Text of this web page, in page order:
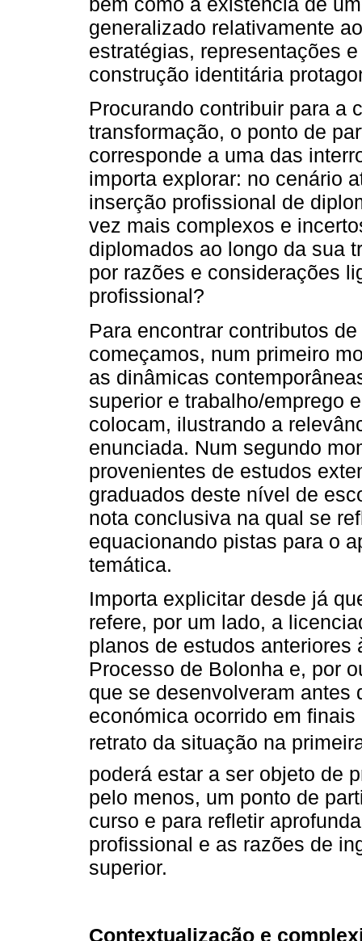
generalizado relativamente
estratégias, representações
construção identitária
Procurando contribuir para a
transformação, o ponto de
corresponde a uma das
importa explorar: no cenário
inserção profissional de
vez mais complexos e
diplomados ao longo da sua
por razões e considerações
profissional?
Para encontrar contributos
começamos, num primeiro
as dinâmicas
superior e trabalho/emprego
colocam, ilustrando a
enunciada. Num segundo
provenientes de estudos
graduados deste nível de
nota conclusiva na qual se
equacionando pistas para o
temática.
Importa explicitar desde já
refere, por um lado, a
planos de estudos
Processo de Bolonha e, por
que se desenvolveram antes
económica ocorrido em
retrato da situação na
poderá estar a ser objeto de
pelo menos, um ponto de
curso e para refletir
profissional e as razões de
superior.
Contextualização e